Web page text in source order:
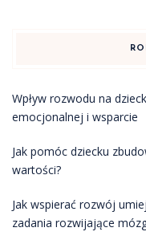
Wpływ rozwodu na
emocjonalnej i wsparcie
Jak pomóc dziecku
wartości?
Jak wspierać rozwój
zadania rozwijające